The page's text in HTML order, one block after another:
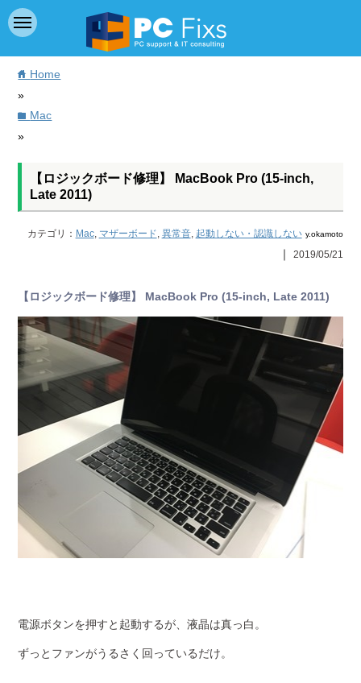
home Home
»
folder Mac
»
【ロジックボード修理】 MacBook Pro (15-inch,
Late 2011)
カテゴリ： Mac, マザーボード, 異常音, 起動しない・認識しない y.okamoto
｜ 2019/05/21
【ロジックボード修理】 MacBook Pro (15-inch, Late 2011)
電源ボタンを押すと起動するが、液晶は真っ白。
ずっとファンがうるさく回っているだけ。